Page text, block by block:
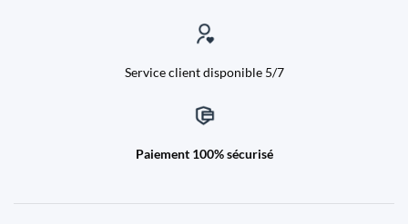
Service client disponible 5/7
Paiement 100% sécurisé